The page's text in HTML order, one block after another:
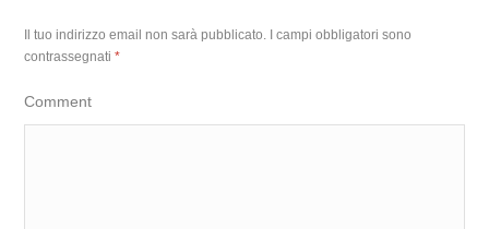
Il tuo indirizzo email non sarà pubblicato.
I campi obbligatori sono
contrassegnati*
Comment